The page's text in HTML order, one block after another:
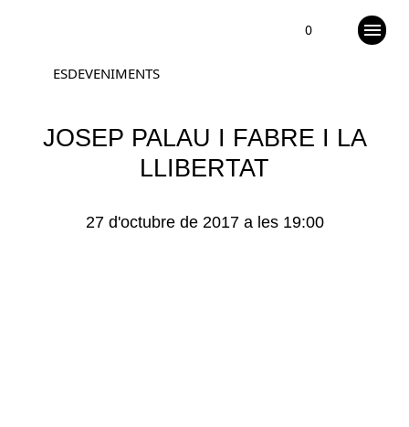
0
ESDEVENIMENTS
JOSEP PALAU I FABRE I LA
LLIBERTAT
27 d'octubre de 2017 a les 19:00